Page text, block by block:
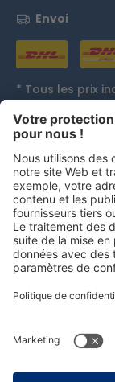
Envoi
* Tous les prix
Distinctions
persolog GmbH